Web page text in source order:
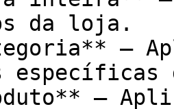
da loja.
específicas